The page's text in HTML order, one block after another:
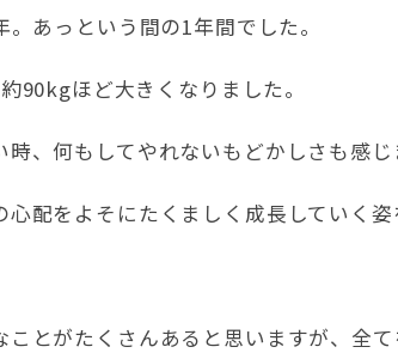
あっという間の1年間でした。
90kgほど大きくなりました。
、何もしてやれないもどかしさも感じ
配をよそにたくましく成長していく
ことがたくさんあると思いますが、全